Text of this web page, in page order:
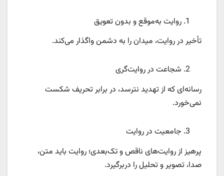
روایت به‌موقع و بدون تعویق
تأخیر در روایت، میدان را به دشمن واگذار می‌کند.
شجاعت در روایت‌گری
رسانه‌ای که از تهدید نترسد، در برابر تحریف شکست
نمی‌خورد.
جامعیت در روایت
پرهیز از روایت‌های ناقص و تک‌بعدی؛ روایت باید متن،
صدا، تصویر و تحلیل را دربرگیرد.